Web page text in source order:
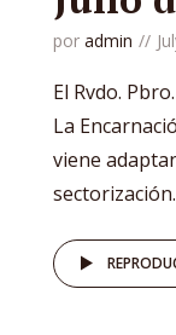
por admin
El Rvdo.
La
viene
sectorización.